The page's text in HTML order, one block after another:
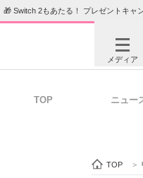
🎁 Switch 2もあたる！ プレゼントキャ
メディア
TOP ニュー
TOP >